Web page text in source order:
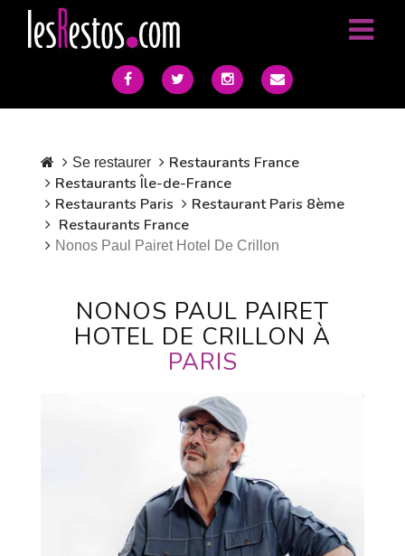
Se restaurer
Restaurants France
Restaurants Île-de-France
Restaurants Paris
Restaurant Paris 8ème
Restaurants France
Nonos Paul Pairet Hotel De Crillon
NONOS PAUL PAIRET
HOTEL DE CRILLON À
PARIS